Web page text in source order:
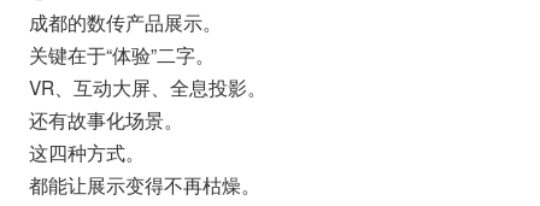
成都的数传产品展示。
关键在于“体验”二字。
VR、互动大屏、全息投影。
还有故事化场景。
这四种方式。
都能让展示变得不再枯燥。